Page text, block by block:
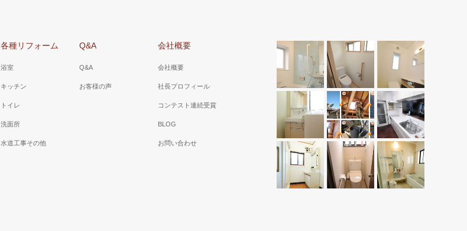
各種リフォーム
浴室
キッチン
トイレ
洗面所
水道工事その他
Q&A
Q&A
お客様の声
会社概要
会社概要
社長プロフィール
コンテスト連続受賞
BLOG
お問い合わせ